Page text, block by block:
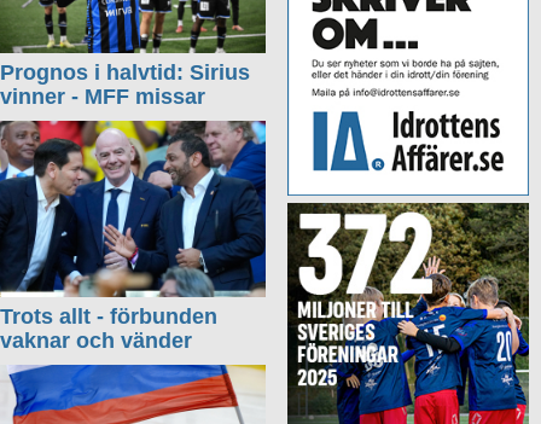
Prognos i halvtid: Sirius
vinner - MFF missar
Trots allt - förbunden
vaknar och vänder